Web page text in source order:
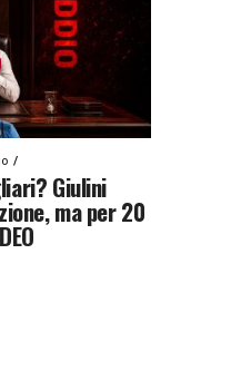
Giulini
ma per 20